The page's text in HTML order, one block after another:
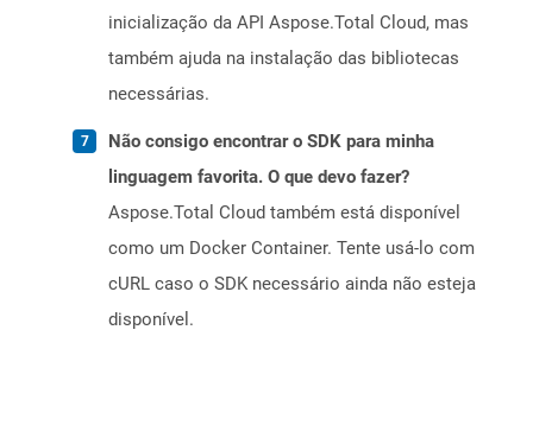
inicialização da API Aspose.Total Cloud, mas
também ajuda na instalação das bibliotecas
necessárias.
Não consigo encontrar o SDK para minha
linguagem favorita. O que devo fazer?
Aspose.Total Cloud também está disponível
como um Docker Container. Tente usá-lo com
cURL caso o SDK necessário ainda não esteja
disponível.